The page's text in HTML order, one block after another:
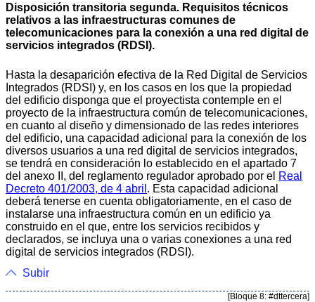
Disposición transitoria segunda. Requisitos técnicos
relativos a las infraestructuras comunes de
telecomunicaciones para la conexión a una red digital de
servicios integrados (RDSI).
Hasta la desaparición efectiva de la Red Digital de Servicios
Integrados (RDSI) y, en los casos en los que la propiedad
del edificio disponga que el proyectista contemple en el
proyecto de la infraestructura común de telecomunicaciones,
en cuanto al diseño y dimensionado de las redes interiores
del edificio, una capacidad adicional para la conexión de los
diversos usuarios a una red digital de servicios integrados,
se tendrá en consideración lo establecido en el apartado 7
del anexo II, del reglamento regulador aprobado por el Real
Decreto 401/2003, de 4 abril . Esta capacidad adicional
deberá tenerse en cuenta obligatoriamente, en el caso de
instalarse una infraestructura común en un edificio ya
construido en el que, entre los servicios recibidos y
declarados, se incluya una o varias conexiones a una red
digital de servicios integrados (RDSI).
Subir
[Bloque 8: #dttercera]